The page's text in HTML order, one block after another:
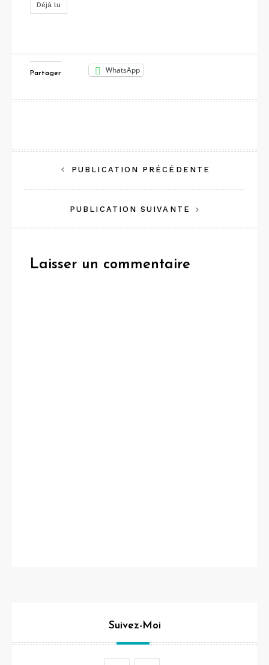
Déjà lu
Partager WhatsApp
Navigation
de
l’article
PUBLICATION PRÉCÉDENTE
PUBLICATION SUIVANTE
Laisser un commentaire
Suivez-Moi